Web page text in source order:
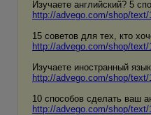
Изучаете английский? 5
http://advego.com/shop/text/
15 советов для тех, кто
http://advego.com/shop/text/
Изучаете иностранный
http://advego.com/shop/text/
10 способов сделать ваш
http://advego.com/shop/text/